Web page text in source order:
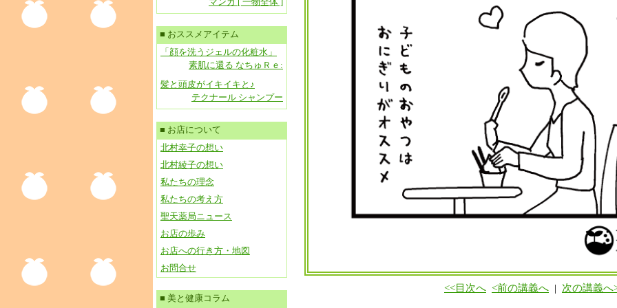
マンガ [ 一物全体 ]
■ おススメアイテム
「顔を洗うジェルの化粧水」
素肌に還る なちゅＲｅ:
髪と頭皮がイキイキと♪
テクナール シャンプー
■ お店について
北村幸子の想い
北村綾子の想い
私たちの理念
私たちの考え方
聖天薬局ニュース
お店の歩み
お店への行き方・地図
お問合せ
■ 美と健康コラム
<<目次へ <前の講義へ | 次の講義へ